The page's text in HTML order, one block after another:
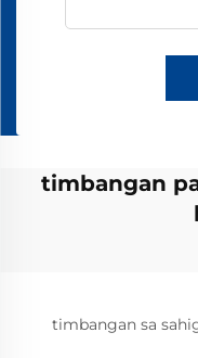
timbangan
timbangan sa